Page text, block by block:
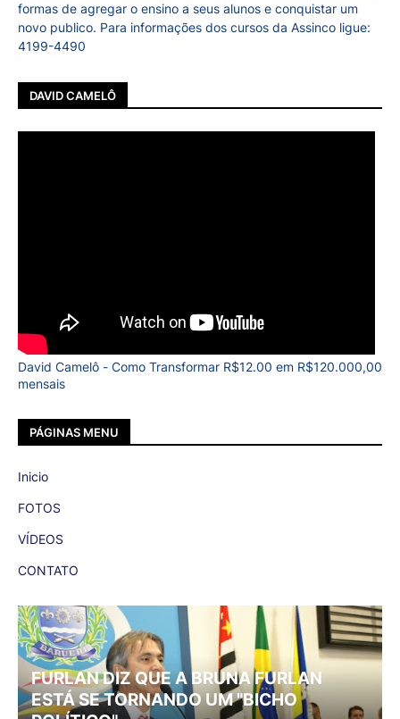
formas de agregar o ensino a seus alunos e conquistar um
novo publico. Para informações dos cursos da Assinco ligue:
4199-4490
DAVID CAMELÔ
David Camelô - Como Transformar R$12.00 em R$120.000,00
mensais
PÁGINAS MENU
Inicio
FOTOS
VÍDEOS
CONTATO
FURLAN DIZ QUE A BRUNA FURLAN
ESTÁ SE TORNANDO UM "BICHO